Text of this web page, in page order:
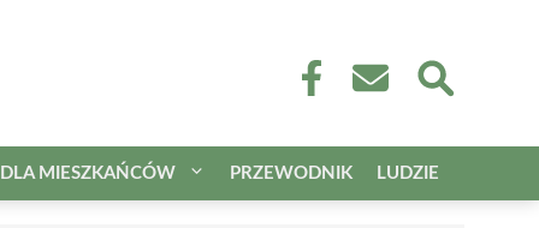
DLA MIESZKAŃCÓW PRZEWODNIK LUDZIE